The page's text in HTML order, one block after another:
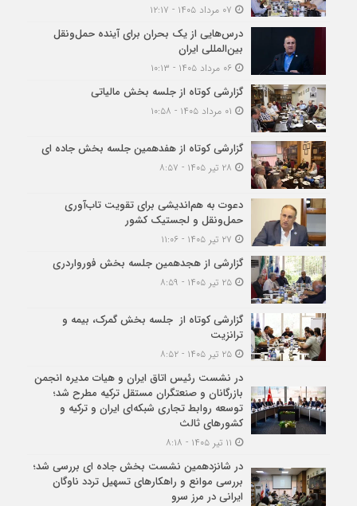
درس‌هایی از یک بحران برای آینده حمل‌ونقل
بین‌المللی ایران
گزارشی کوتاه از جلسه بخش مالیاتی
گزارشی کوتاه از هفدهمین جلسه بخش جاده ای
دعوت به هم‌اندیشی برای تقویت تاب‌آوری
حمل‌ونقل و لجستیک کشور
گزارشی از هجدهمین جلسه بخش فورواردری
۲۵ تیر ۱۴۰۵ - ۸:۵۹
گزارشی کوتاه از جلسه بخش گمرک، بیمه و
ترانزیت
۲۵ تیر ۱۴۰۵ - ۸:۵۲
در نشست رئیس اتاق ایران و هیات مدیره انجمن
بازرگانان و صنعتگران مستقل ترکیه مطرح شد؛
توسعه روابط تجاری شبکه‌ای ایران و ترکیه و
کشورهای ثالث
در شانزدهمین نشست بخش جاده ای بررسی شد؛
بررسی موانع و راهکارهای تسهیل تردد ناوگان
ایرانی در مرز سرو